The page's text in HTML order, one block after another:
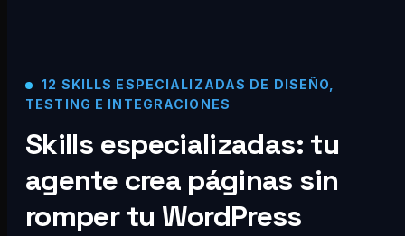
12 SKILLS ESPECIALIZADAS DE DISEÑO,
TESTING E INTEGRACIONES
Skills especializadas: tu
agente crea páginas sin
romper tu WordPress